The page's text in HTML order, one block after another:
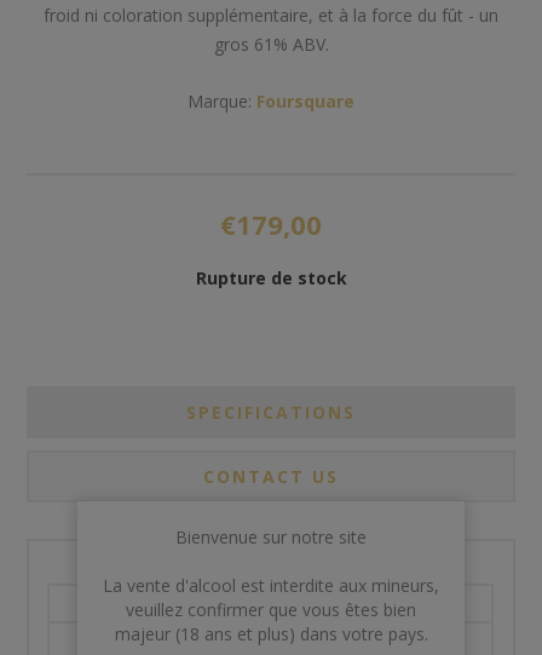
froid ni coloration supplémentaire, et à la force du fût - un
gros 61% ABV.
Marque: Foursquare
€179,00
Rupture de stock
SPECIFICATIONS
CONTACT US
Degré
61
Volume
70 cl
Bienvenue sur notre site
La vente d'alcool est interdite aux mineurs,
veuillez confirmer que vous êtes bien
majeur (18 ans et plus) dans votre pays.